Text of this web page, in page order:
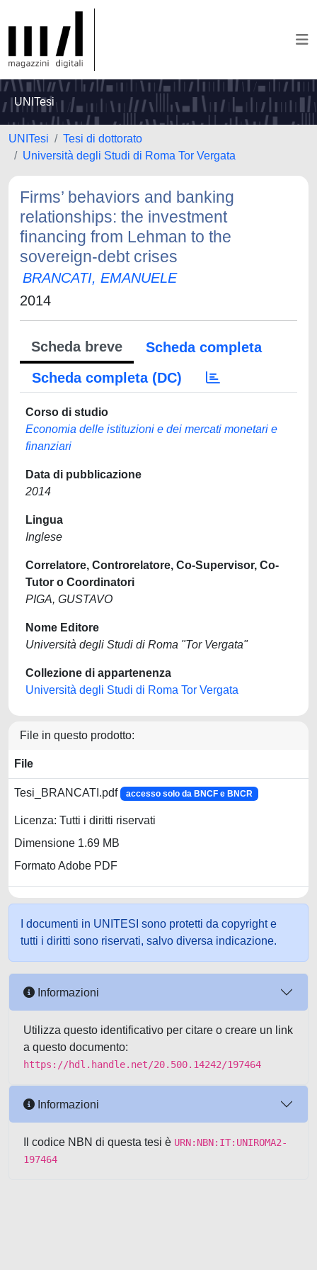
UNITesi
UNITesi
Tesi di dottorato
Università degli Studi di Roma Tor Vergata
Firms’ behaviors and banking
relationships: the investment
ﬁnancing from Lehman to the
sovereign-debt crises
BRANCATI, EMANUELE
2014
Scheda breve
Scheda completa
Scheda completa (DC)
Corso di studio
Economia delle istituzioni e dei mercati monetari e
finanziari
Data di pubblicazione
2014
Lingua
Inglese
Correlatore, Controrelatore, Co-Supervisor, Co-
Tutor o Coordinatori
PIGA, GUSTAVO
Nome Editore
Università degli Studi di Roma "Tor Vergata"
Collezione di appartenenza
Università degli Studi di Roma Tor Vergata
File in questo prodotto:
File
Tesi_BRANCATI.pdf accesso solo da BNCF e BNCR
Licenza: Tutti i diritti riservati
Dimensione 1.69 MB
Formato Adobe PDF
I documenti in UNITESI sono protetti da copyright e
tutti i diritti sono riservati, salvo diversa indicazione.
Informazioni
Utilizza questo identificativo per citare o creare un link
a questo documento:
https://hdl.handle.net/20.500.14242/197464
Informazioni
Il codice NBN di questa tesi è URN:NBN:IT:UNIROMA2-
197464